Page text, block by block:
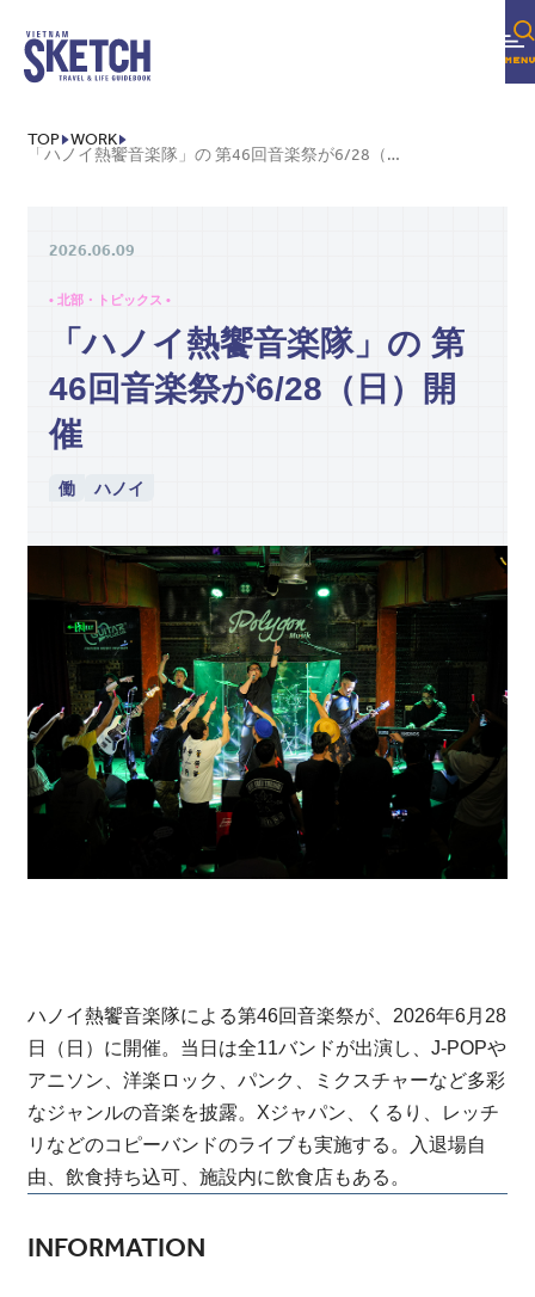
TOP WORK
「ハノイ熱饗音楽隊」の 第46回音楽祭が6/28（日）開催
2026.06.09
• 北部・トピックス •
「ハノイ熱饗音楽隊」の 第
46回音楽祭が6/28（日）開
催
働 ハノイ
ハノイ熱饗音楽隊による第46回音楽祭が、2026年6月28
日（日）に開催。当日は全11バンドが出演し、J-POPや
アニソン、洋楽ロック、パンク、ミクスチャーなど多彩
なジャンルの音楽を披露。Xジャパン、くるり、レッチ
リなどのコピーバンドのライブも実施する。入退場自
由、飲食持ち込可、施設内に飲食店もある。
INFORMATION